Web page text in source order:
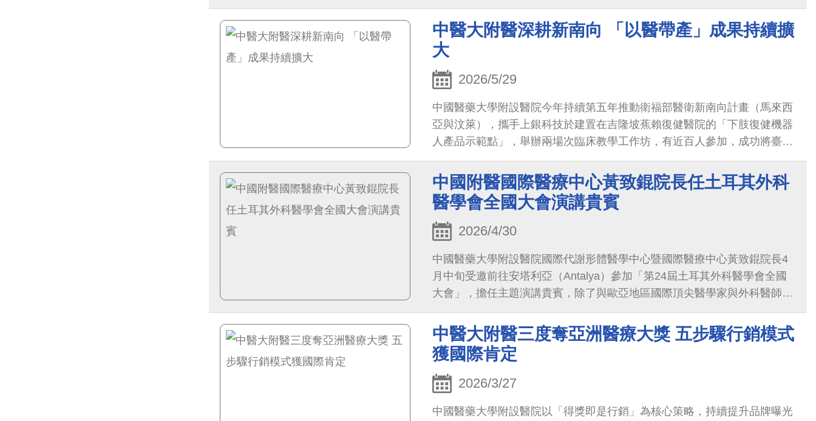
中醫大附醫深耕新南向 「以醫帶產」成果持續擴
大
2026/5/29
中國醫藥大學附設醫院今年持續第五年推動衛福部醫衛新南向計畫（馬來西
亞與汶萊），攜手上銀科技於建置在吉隆坡蕉賴復健醫院的「下肢復健機器
人產品示範點」，舉辦兩場次臨床教學工作坊，有近百人參加，成功將臺灣
智慧復健設備、臨床應用與整合照護模式導入馬來西亞醫療體系，擴大此產
品示範點成為共同採購平台；另外在醫學交流方面，將臺灣肥胖代謝治療的
新觀念與新技術帶進東馬砂拉越，吸引馬來西亞砂拉越大學取經，共同舉辦
了「2026健康醫學論壇－迎戰代謝海嘯：肥胖治療新紀元」論壇，吸引兩百
人參加。展現中醫大附醫於國際醫療、智慧醫療及跨國醫學交流的整合推動
能量。不僅深化臺馬醫療合作，更成功帶領臺灣智慧醫療產業鏈拓展馬國市
場，展現推動新南向「以醫帶產」，醫衛合作與交流的具體成果。
中國附醫國際醫療中心黃致錕院長任土耳其外科
醫學會全國大會演講貴賓
2026/4/30
中國醫藥大學附設醫院國際代謝形體醫學中心暨國際醫療中心黃致錕院長4
月中旬受邀前往安塔利亞（Antalya）參加「第24屆土耳其外科醫學會全國
大會」，擔任主題演講貴賓，除了與歐亞地區國際頂尖醫學家與外科醫師學
術交流，也開創了一個充滿活力的創新與合作的平台，更讓台灣發展代謝與
減重外科技術推向國際舞台發光發熱。
中醫大附醫三度奪亞洲醫療大獎 五步驟行銷模式
獲國際肯定
2026/3/27
中國醫藥大學附設醫院以「得獎即是行銷」為核心策略，持續提升品牌曝光